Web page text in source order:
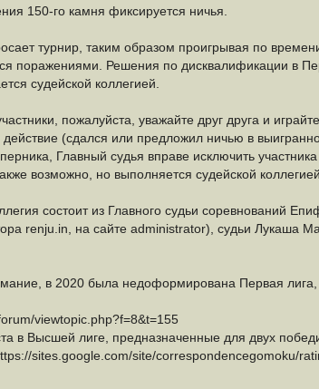
150-го камня фиксируется ничья.
турнир, таким образом проигрывая по
поражениями. Решения по дисквалификации в
судейской коллегией.
пожалуйста, уважайте друг друга и
действие (сдался или предложил ничью в
Главный судья вправе исключить
возможно, но выполняется судейской
состоит из Главного судьи соревнований
renju.in, на сайте administrator), судьи Лукаша
в 2020 была недоформирована Первая
viewtopic.php?f=8&t=155
в Высшей лиге, предназначенные для двух
sites.google.com/site/correspondencegomoku/